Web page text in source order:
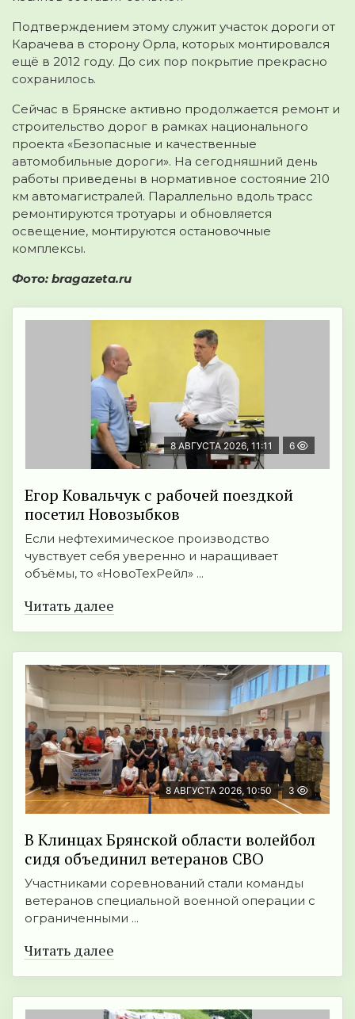
Подтверждением этому служит участок дороги от
Карачева в сторону Орла, которых монтировался
ещё в 2012 году. До сих пор покрытие прекрасно
сохранилось.
Сейчас в Брянске активно продолжается ремонт и
строительство дорог в рамках национального
проекта «Безопасные и качественные
автомобильные дороги». На сегодняшний день
работы приведены в нормативное состояние 210
км автомагистралей. Параллельно вдоль трасс
ремонтируются тротуары и обновляется
освещение, монтируются остановочные
комплексы.
Фото: bragazeta.ru
8 АВГУСТА 2026, 11:11 6
Егор Ковальчук с рабочей поездкой
посетил Новозыбков
Если нефтехимическое производство
чувствует себя уверенно и наращивает
объёмы, то «НовоТехРейл» ...
Читать далее
8 АВГУСТА 2026, 10:50 3
В Клинцах Брянской области волейбол
сидя объединил ветеранов СВО
Участниками соревнований стали команды
ветеранов специальной военной операции с
ограниченными ...
Читать далее